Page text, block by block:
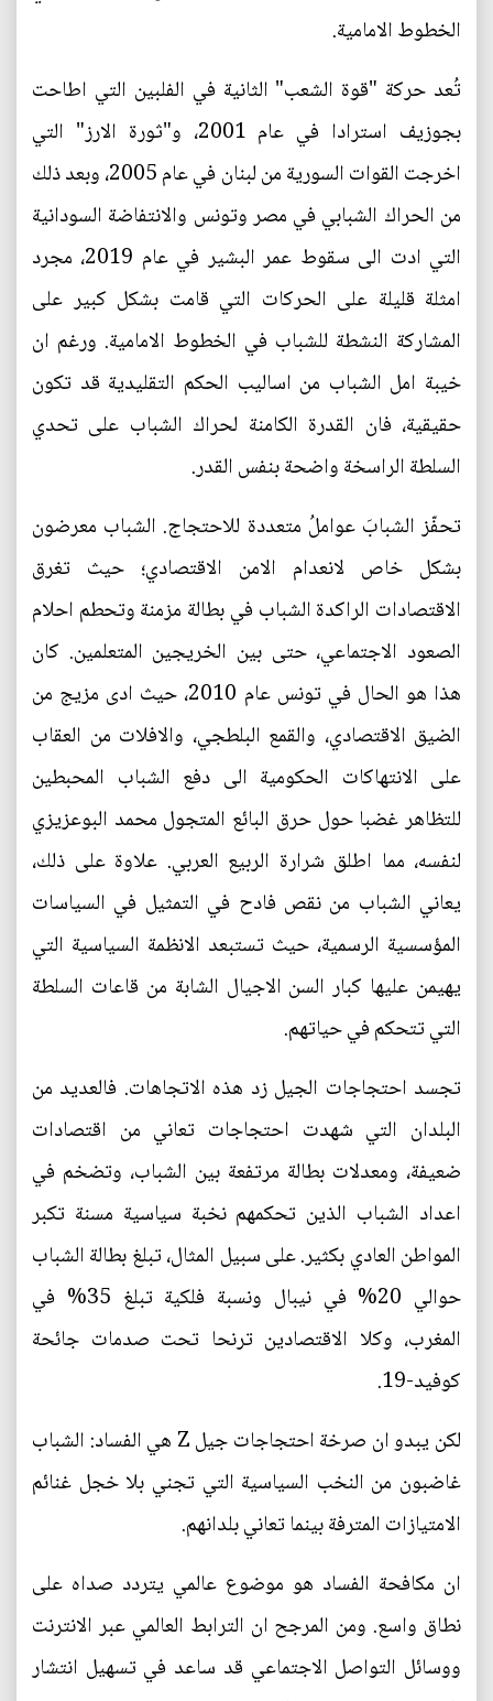
الخطوط الامامية.
تُعد حركة "قوة الشعب" الثانية في الفلبين التي اطاحت
بجوزيف استرادا في عام 2001، و"ثورة الارز" التي
اخرجت القوات السورية من لبنان في عام 2005، وبعد ذلك
من الحراك الشبابي في مصر وتونس والانتفاضة السودانية
التي ادت الى سقوط عمر البشير في عام 2019، مجرد
امثلة قليلة على الحركات التي قامت بشكل كبير على
المشاركة النشطة للشباب في الخطوط الامامية. ورغم ان
خيبة امل الشباب من اساليب الحكم التقليدية قد تكون
حقيقية، فان القدرة الكامنة لحراك الشباب على تحدي
السلطة الراسخة واضحة بنفس القدر.
تحفّز الشبابَ عواملُ متعددة للاحتجاج. الشباب معرضون
بشكل خاص لانعدام الامن الاقتصادي؛ حيث تغرق
الاقتصادات الراكدة الشباب في بطالة مزمنة وتحطم احلام
الصعود الاجتماعي، حتى بين الخريجين المتعلمين. كان
هذا هو الحال في تونس عام 2010، حيث ادى مزيج من
الضيق الاقتصادي، والقمع البلطجي، والافلات من العقاب
على الانتهاكات الحكومية الى دفع الشباب المحبطين
للتظاهر غضبا حول حرق البائع المتجول محمد البوعزيزي
لنفسه، مما اطلق شرارة الربيع العربي. علاوة على ذلك،
يعاني الشباب من نقص فادح في التمثيل في السياسات
المؤسسية الرسمية، حيث تستبعد الانظمة السياسية التي
يهيمن عليها كبار السن الاجيال الشابة من قاعات السلطة
التي تتحكم في حياتهم.
تجسد احتجاجات الجيل زد هذه الاتجاهات. فالعديد من
البلدان التي شهدت احتجاجات تعاني من اقتصادات
ضعيفة، ومعدلات بطالة مرتفعة بين الشباب، وتضخم في
اعداد الشباب الذين تحكمهم نخبة سياسية مسنة تكبر
المواطن العادي بكثير. على سبيل المثال، تبلغ بطالة الشباب
حوالي 20% في نيبال ونسبة فلكية تبلغ 35% في
المغرب، وكلا الاقتصادين ترنحا تحت صدمات جائحة
كوفيد-19.
لكن يبدو ان صرخة احتجاجات جيل Z هي الفساد: الشباب
غاضبون من النخب السياسية التي تجني بلا خجل غنائم
الامتيازات المترفة بينما تعاني بلدانهم.
ان مكافحة الفساد هو موضوع عالمي يتردد صداه على
نطاق واسع. ومن المرجح ان الترابط العالمي عبر الانترنت
ووسائل التواصل الاجتماعي قد ساعد في تسهيل انتشار